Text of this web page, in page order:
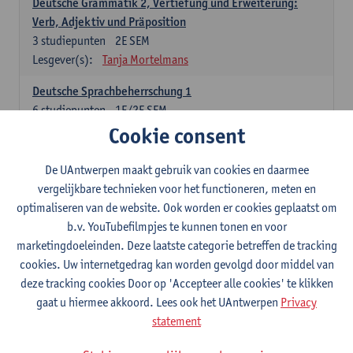
Verb, Adjektiv und Präposition
2E SEM
3 studiepunten
Lesgever(s):
Tanja Mortelmans
Deutsche Sprachbeherrschung 1
1E/2E SEM
6studiepunten
Tanja Mortelmans Alex Haider
Raum
1E/2E SEM
6 studiepunten
Lesgever(s):
Carola Strobl Alex Haider
Engels: verplichte opleidingsonderdelen
Advanced English Grammar for English Language
Professionals
1E/2E SEM
Lesgever(s):
Jim Ureel
Cookie consent
De UAntwerpen maakt gebruik van cookies en daarmee
vergelijkbare technieken voor het functioneren, meten en
optimaliseren van de website. Ook worden er cookies geplaatst om
b.v. YouTubefilmpjes te kunnen tonen en voor
marketingdoeleinden. Deze laatste categorie betreffen de tracking
cookies. Uw internetgedrag kan worden gevolgd door middel van
deze tracking cookies Door op 'Accepteer alle cookies' te klikken
gaat u hiermee akkoord. Lees ook het UAntwerpen Privacy
statement